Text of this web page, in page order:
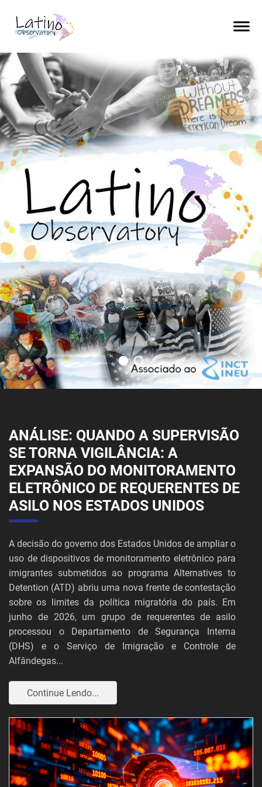
ANÁLISE: QUANDO A SUPERVISÃO
SE TORNA VIGILÂNCIA: A
EXPANSÃO DO MONITORAMENTO
ELETRÔNICO DE REQUERENTES DE
ASILO NOS ESTADOS UNIDOS
A decisão do governo dos Estados Unidos de ampliar o
uso de dispositivos de monitoramento eletrônico para
imigrantes submetidos ao programa Alternatives to
Detention (ATD) abriu uma nova frente de contestação
sobre os limites da política migratória do país. Em
junho de 2026, um grupo de requerentes de asilo
processou o Departamento de Segurança Interna
(DHS) e o Serviço de Imigração e Controle de
Alfândegas...
Continue Lendo...